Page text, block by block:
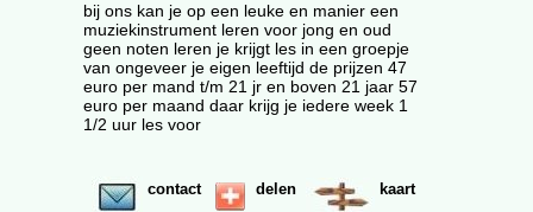
bij ons kan je op een leuke en manier een
muziekinstrument leren voor jong en oud
geen noten leren je krijgt les in een groepje
van ongeveer je eigen leeftijd de prijzen 47
euro per mand t/m 21 jr en boven 21 jaar 57
euro per maand daar krijg je iedere week 1
1/2 uur les voor
contact delen kaart